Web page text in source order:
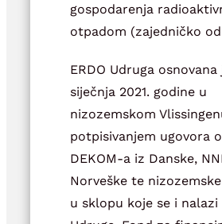
gospodarenja
otpadom (zajedničko
ERDO Udruga osnovana
siječnja 2021. godine u
nizozemskom
potpisivanjem ugovora
DEKOM-a iz Danske,
Norveške te nizozemske
u sklopu koje se i nalazi